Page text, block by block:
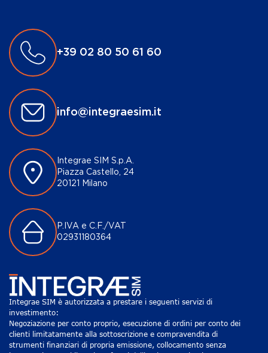
+39 02 80 50 61 60
info@integraesim.it
Integrae SIM S.p.A.
Piazza Castello, 24
20121 Milano
P.IVA e C.F./VAT
02931180364
Integrae SIM è autorizzata a prestare i seguenti servizi di
investimento:
Negoziazione per conto proprio, esecuzione di ordini per conto dei
clienti limitatamente alla sottoscrizione e compravendita di
strumenti finanziari di propria emissione, collocamento senza